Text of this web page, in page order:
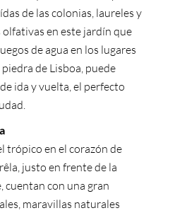
de las colonias, laureles y
en este jardín que
de agua en los lugares
de Lisboa, puede
ida y vuelta, el perfecto
trópico en el corazón de
justo en frente de la
cuentan con una gran
maravillas naturales